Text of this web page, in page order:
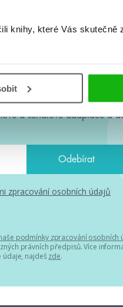
knihy, které Vás skutečně
rovnou do mailu! Nové
a seriálové adaptace a
zpracování osobních údajů
podmínky zpracování osobních
právních předpisů. Více
údaje, najdeš zde.